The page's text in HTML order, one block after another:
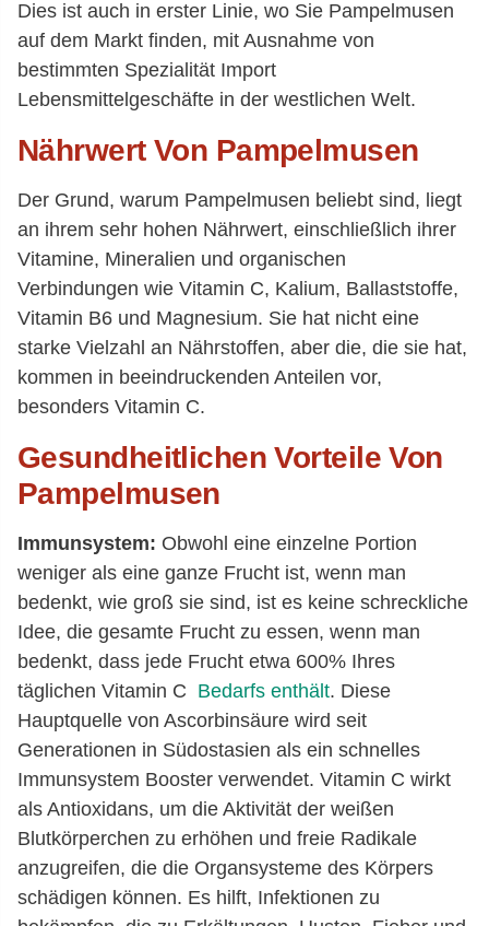
Dies ist auch in erster Linie, wo Sie Pampelmusen
auf dem Markt finden, mit Ausnahme von
bestimmten Spezialität Import
Lebensmittelgeschäfte in der westlichen Welt.
Nährwert Von Pampelmusen
Der Grund, warum Pampelmusen beliebt sind, liegt
an ihrem sehr hohen Nährwert, einschließlich ihrer
Vitamine, Mineralien und organischen
Verbindungen wie Vitamin C, Kalium, Ballaststoffe,
Vitamin B6 und Magnesium. Sie hat nicht eine
starke Vielzahl an Nährstoffen, aber die, die sie hat,
kommen in beeindruckenden Anteilen vor,
besonders Vitamin C.
Gesundheitlichen Vorteile Von
Pampelmusen
Immunsystem: Obwohl eine einzelne Portion
weniger als eine ganze Frucht ist, wenn man
bedenkt, wie groß sie sind, ist es keine schreckliche
Idee, die gesamte Frucht zu essen, wenn man
bedenkt, dass jede Frucht etwa 600% Ihres
täglichen Vitamin C Bedarfs enthält. Diese
Hauptquelle von Ascorbinsäure wird seit
Generationen in Südostasien als ein schnelles
Immunsystem Booster verwendet. Vitamin C wirkt
als Antioxidans, um die Aktivität der weißen
Blutkörperchen zu erhöhen und freie Radikale
anzugreifen, die die Organsysteme des Körpers
schädigen können. Es hilft, Infektionen zu